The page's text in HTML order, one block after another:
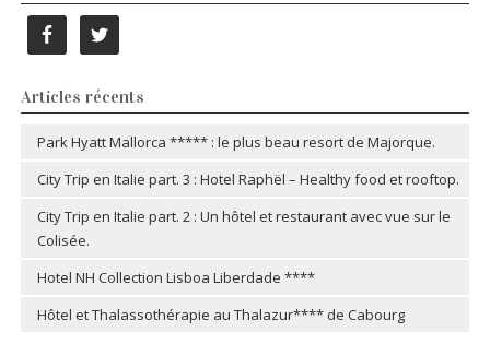
Articles récents
Park Hyatt Mallorca ***** : le plus beau resort de Majorque.
City Trip en Italie part. 3 : Hotel Raphël – Healthy food et rooftop.
City Trip en Italie part. 2 : Un hôtel et restaurant avec vue sur le
Colisée.
Hotel NH Collection Lisboa Liberdade ****
Hôtel et Thalassothérapie au Thalazur**** de Cabourg